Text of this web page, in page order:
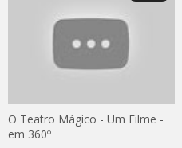
O Teatro Mágico - Um Filme -
em 360º